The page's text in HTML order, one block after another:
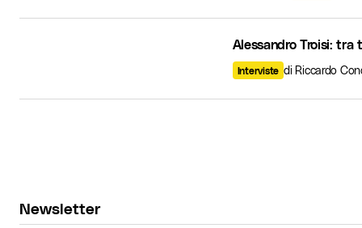
Alessandro Troisi:
Interviste di Riccardo
Newsletter